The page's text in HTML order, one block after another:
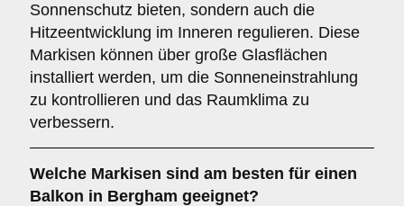
Sonnenschutz bieten, sondern auch die
Hitzeentwicklung im Inneren regulieren. Diese
Markisen können über große Glasflächen
installiert werden, um die Sonneneinstrahlung
zu kontrollieren und das Raumklima zu
verbessern.
Welche Markisen sind am besten für einen
Balkon in Bergham geeignet?